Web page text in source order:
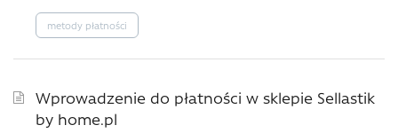
metody płatności
Wprowadzenie do płatności w sklepie Sellastik
by home.pl